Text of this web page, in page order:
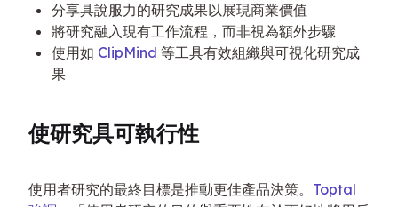
分享具說服力的研究成果以展現商業價值
將研究融入現有工作流程，而非視為額外步驟
使用如 ClipMind 等工具有效組織與可視化研究成
果
使研究具可執行性
使用者研究的最終目標是推動更佳產品決策。 Toptal